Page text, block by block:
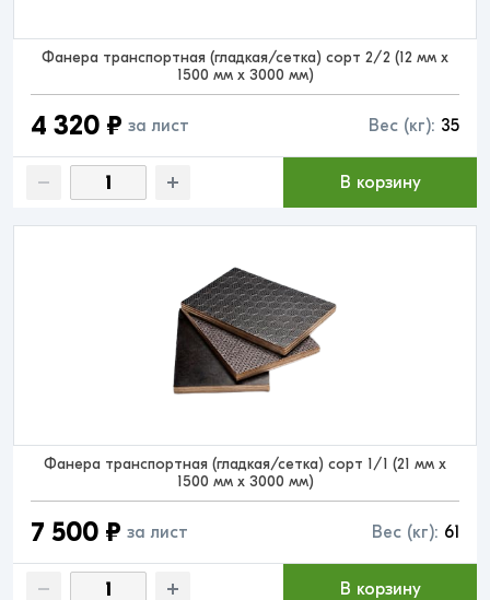
Фанера транспортная (гладкая/сетка) сорт 2/2 (12 мм x
1500 мм x 3000 мм)
4 320 ₽ за лист Вес (кг): 35
В корзину
Фанера транспортная (гладкая/сетка) сорт 1/1 (21 мм x
1500 мм x 3000 мм)
7 500 ₽ за лист Вес (кг): 61
В корзину